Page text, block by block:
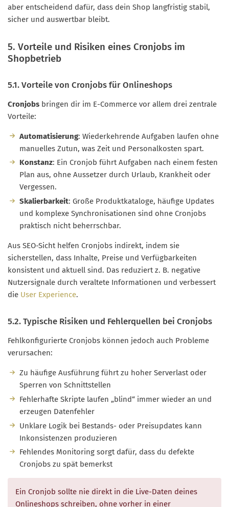
aber entscheidend dafür, dass dein Shop langfristig stabil,
sicher und auswertbar bleibt.
5. Vorteile und Risiken eines Cronjobs im
Shopbetrieb
5.1. Vorteile von Cronjobs für Onlineshops
Cronjobs bringen dir im E-Commerce vor allem drei zentrale
Vorteile:
Automatisierung: Wiederkehrende Aufgaben laufen ohne
manuelles Zutun, was Zeit und Personalkosten spart.
Konstanz: Ein Cronjob führt Aufgaben nach einem festen
Plan aus, ohne Aussetzer durch Urlaub, Krankheit oder
Vergessen.
Skalierbarkeit: Große Produktkataloge, häufige Updates
und komplexe Synchronisationen sind ohne Cronjobs
praktisch nicht beherrschbar.
Aus SEO-Sicht helfen Cronjobs indirekt, indem sie
sicherstellen, dass Inhalte, Preise und Verfügbarkeiten
konsistent und aktuell sind. Das reduziert z. B. negative
Nutzersignale durch veraltete Informationen und verbessert
die User Experience.
5.2. Typische Risiken und Fehlerquellen bei Cronjobs
Fehlkonfigurierte Cronjobs können jedoch auch Probleme
verursachen:
Zu häufige Ausführung führt zu hoher Serverlast oder
Sperren von Schnittstellen
Fehlerhafte Skripte laufen „blind“ immer wieder an und
erzeugen Datenfehler
Unklare Logik bei Bestands- oder Preisupdates kann
Inkonsistenzen produzieren
Fehlendes Monitoring sorgt dafür, dass du defekte
Cronjobs zu spät bemerkst
Ein Cronjob sollte nie direkt in die Live-Daten deines
Onlineshops schreiben, ohne vorher in einer